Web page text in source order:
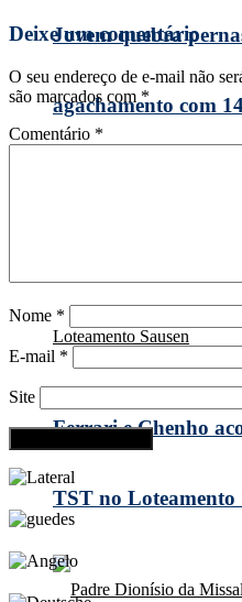
Jovem quebra
agachamento com
Curitiba: ‘Meu
Ferrari e Chenho
TST no Loteamento
Deixe um comentário
O seu endereço de e-mail não
são marcados com *
Comentário *
Nome *
E-mail *
Site